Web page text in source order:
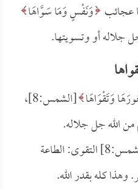
عجائب وَنَفْسٍ وَمَا سَوَّاهَا
وَتَقْوَاهَا
[الشمس:8]،
الله جل جلاله.
[الشمس:8] التقوى: الطاعة
وهذا كله بقدر الله.